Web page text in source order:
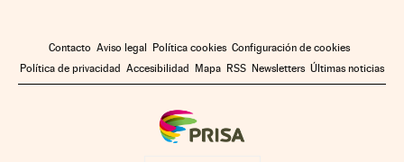
Contacto Aviso legal Política cookies Configuración de cookies
Política de privacidad Accesibilidad Mapa RSS Newsletters Últimas noticias